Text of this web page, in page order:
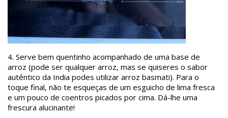
4. Serve bem quentinho acompanhado de uma base de
arroz (pode ser qualquer arroz, mas se quiseres o sabor
autêntico da India podes utilizar arroz basmati). Para o
toque final, não te esqueças de um esguicho de lima fresca
e um pouco de coentros picados por cima. Dá-lhe uma
frescura alucinante!